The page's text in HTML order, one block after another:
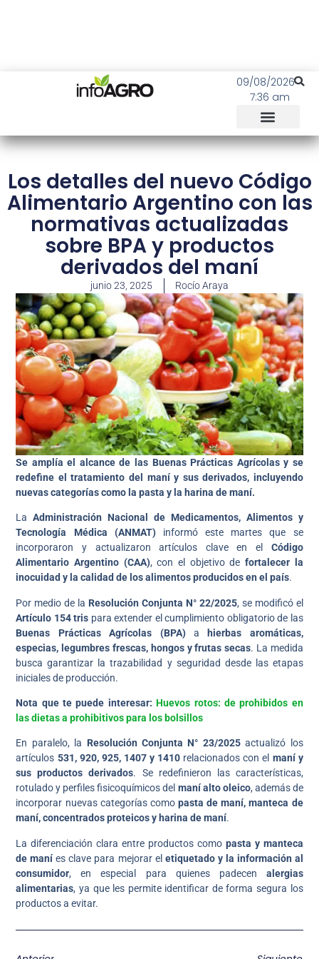
09/08/2026
7:36 am
Los detalles del nuevo Código
Alimentario Argentino con las
normativas actualizadas
sobre BPA y productos
derivados del maní
junio 23, 2025 Rocío Araya
Se amplía el alcance de las Buenas Prácticas Agrícolas y se
redefine el tratamiento del maní y sus derivados, incluyendo
nuevas categorías como la pasta y la harina de maní.
LaAdministración Nacional de Medicamentos, Alimentos y
Tecnología Médica (ANMAT)informó este martes que se
incorporaron y actualizaron artículos clave en el Código
Alimentario Argentino (CAA), con el objetivo de fortalecer la
inocuidad y la calidad de los alimentos producidos en el país.
Por medio de la Resolución Conjunta N° 22/2025, se modificó el
Artículo 154 tris para extender el cumplimiento obligatorio de las
Buenas Prácticas Agrícolas (BPA)ahierbas aromáticas,
especias, legumbres frescas, hongos y frutas secas. La medida
busca garantizar la trazabilidad y seguridad desde las etapas
iniciales de producción.
Nota que te puede interesar: Huevos rotos: de prohibidos en
las dietas a prohibitivos para los bolsillos
En paralelo, la Resolución Conjunta N° 23/2025actualizó los
artículos 531, 920, 925, 1407 y 1410 relacionados con el maní y
sus productos derivados. Se redefinieron las características,
rotulado y perfiles fisicoquímicos del maní alto oleico, además de
incorporar nuevas categorías como pasta de maní, manteca de
maní, concentrados proteicos y harina de maní.
La diferenciación clara entre productos como pasta y manteca
de maní es clave para mejorar el etiquetado y la información al
consumidor, en especial para quienes padecen alergias
alimentarias, ya que les permite identificar de forma segura los
productos a evitar.